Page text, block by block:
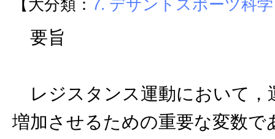
【大分類： 7. デサントスポーツ科学
要旨
レジスタンス運動において，
増加させるための重要な変数